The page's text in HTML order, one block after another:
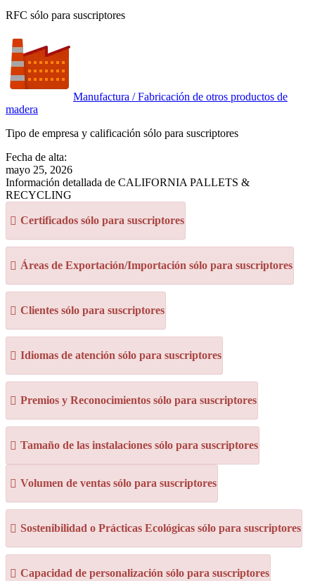
RFC sólo para suscriptores
Manufactura / Fabricación de otros productos de
madera
Tipo de empresa y calificación sólo para suscriptores
Fecha de alta:
mayo 25, 2026
Información detallada de CALIFORNIA PALLETS &
RECYCLING
Certificados sólo para suscriptores
Áreas de Exportación/Importación sólo para suscriptores
Clientes sólo para suscriptores
Idiomas de atención sólo para suscriptores
Premios y Reconocimientos sólo para suscriptores
Tamaño de las instalaciones sólo para suscriptores
Volumen de ventas sólo para suscriptores
Sostenibilidad o Prácticas Ecológicas sólo para suscriptores
Capacidad de personalización sólo para suscriptores